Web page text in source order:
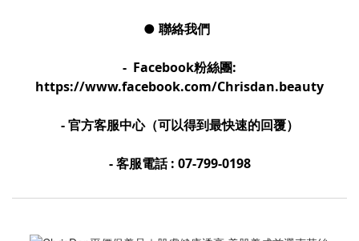
● 聯絡我們
- Facebook粉絲團:
https://www.facebook.com/Chrisdan.beauty
- 官方客服中心（可以得到最快速的回覆）
- 客服電話 : 07-799-0198